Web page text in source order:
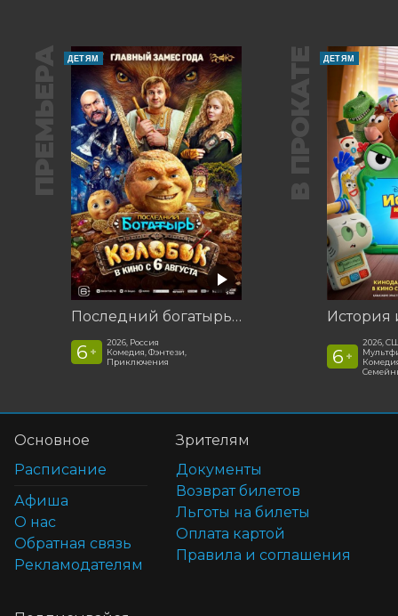
ПРЕМЬЕРА ДЕТЯМ
Последний богатырь. Колобок
6 +
2026, Россия
Комедия, Фэнтези,
Приключения
В ПРОКАТЕ ДЕТЯМ
История
6 +
2026,
Основное
Расписание
Афиша
О нас
Обратная связь
Рекламодателям
Зрителям
Документы
Возврат билетов
Льготы на билеты
Оплата картой
Правила и соглашения